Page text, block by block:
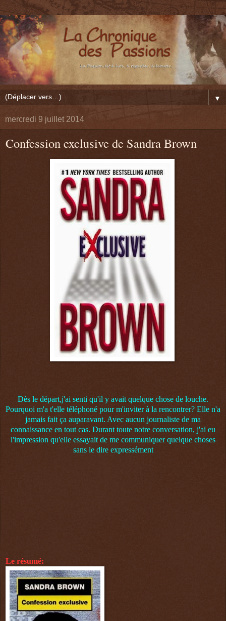
▼
mercredi 9 juillet 2014
Confession exclusive de Sandra Brown
Dès le départ,j'ai senti qu'il y avait quelque chose de louche.
Pourquoi m'a t'elle téléphoné pour m'inviter à la rencontrer? Elle n'a
jamais fait ça auparavant. Avec aucun journaliste de ma
connaissance en tout cas. Durant toute notre conversation, j'ai eu
l'impression qu'elle essayait de me communiquer quelque choses
sans le dire expressément
Le résumé: